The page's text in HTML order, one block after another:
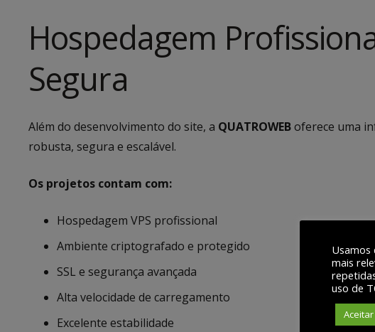
Hospedagem
Segura
Além do desenvolvimento do site, a QUATROWEBoferece uma
robusta, segura e escalável.
Os projetos contam com:
Hospedagem VPS profissional
Ambiente criptografado e protegido
SSL e segurança avançada
Alta velocidade de carregamento
Excelente estabilidade
Usamos
mais
uso de